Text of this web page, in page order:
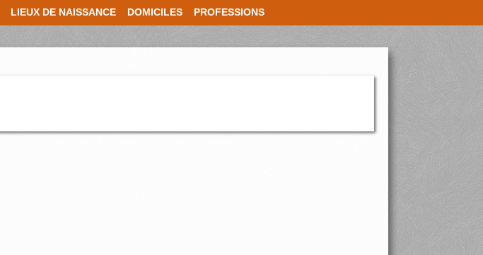
LIEUX DE NAISSANCE DOMICILES PROFESSIONS